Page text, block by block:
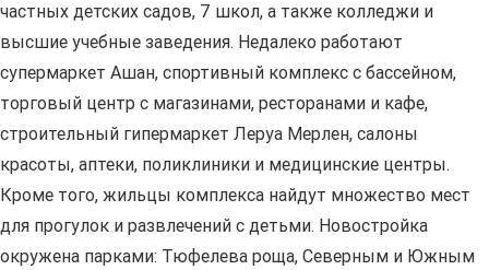
частных детских садов, 7 школ, а также колледжи и
высшие учебные заведения. Недалеко работают
супермаркет Ашан, спортивный комплекс с бассейном,
торговый центр с магазинами, ресторанами и кафе,
строительный гипермаркет Леруа Мерлен, салоны
красоты, аптеки, поликлиники и медицинские центры.
Кроме того, жильцы комплекса найдут множество мест
для прогулок и развлечений с детьми. Новостройка
окружена парками: Тюфелева роща, Северным и Южным